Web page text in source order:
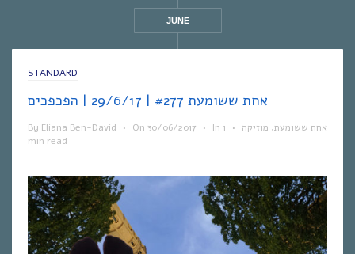
JUNE
STANDARD
אחת ששומעת #277 | 29/6/17 | הפכפכים
By Eliana Ben-David • On 30/06/2017 • In אחת ששומעת, מוזיקה •
1
min read